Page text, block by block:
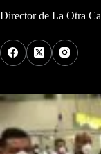
Director de La Otra